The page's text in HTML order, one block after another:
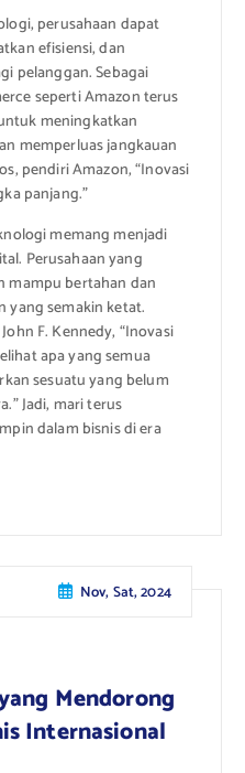
perusahaan dapat
efisiensi, dan
pelanggan. Sebagai
seperti Amazon terus
meningkatkan
memperluas jangkauan
pendiri Amazon, “Inovasi
panjang.”
memang menjadi
Perusahaan yang
mampu bertahan dan
yang semakin ketat.
F. Kennedy, “Inovasi
apa yang semua
sesuatu yang belum
Jadi, mari terus
dalam bisnis di era
Nov, Sat, 2024
Mendorong
Internasional